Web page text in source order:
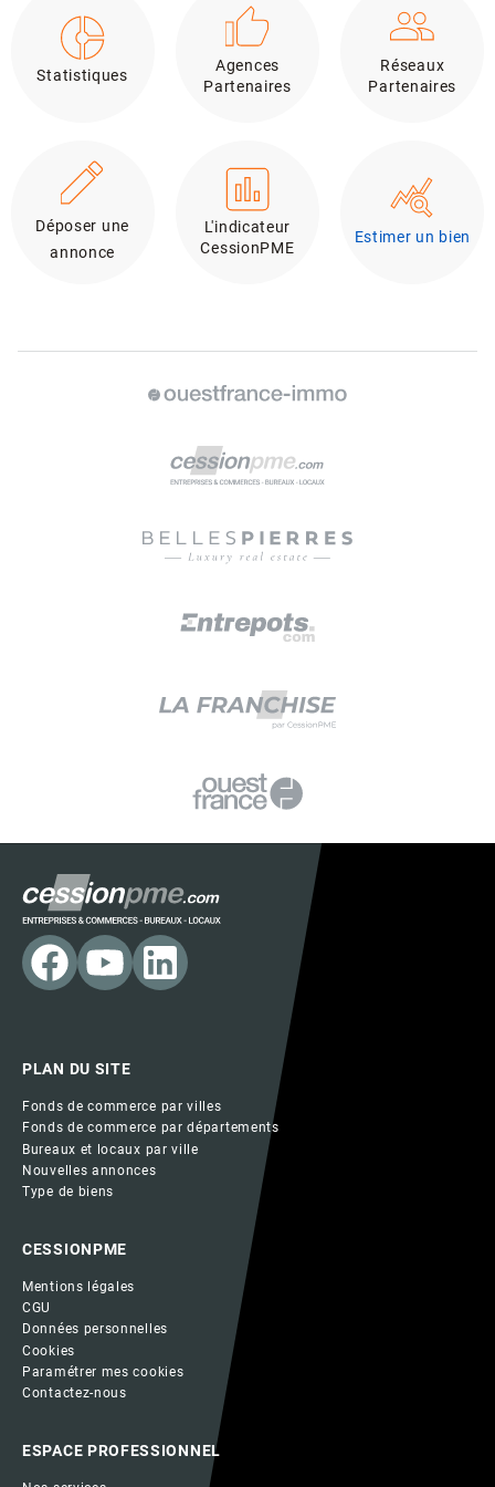
Statistiques
Agences
Partenaires
Réseaux
Partenaires
Déposer une
annonce
L'indicateur
CessionPME
Estimer un bien
PLAN DU SITE
Fonds de commerce par villes
Fonds de commerce par départements
Bureaux et locaux par ville
Nouvelles annonces
Type de biens
CESSIONPME
Mentions légales
CGU
Données personnelles
Cookies
Paramétrer mes cookies
Contactez-nous
ESPACE PROFESSIONNEL